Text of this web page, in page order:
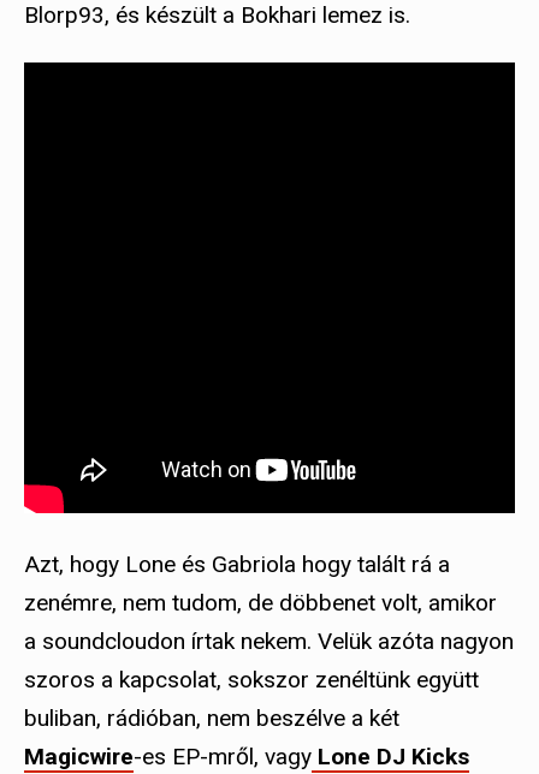
Blorp93, és készült a Bokhari lemez is.
Azt, hogy Lone és Gabriola hogy talált rá a
zenémre, nem tudom, de döbbenet volt, amikor
a soundcloudon írtak nekem. Velük azóta nagyon
szoros a kapcsolat, sokszor zenéltünk együtt
buliban, rádióban, nem beszélve a két
Magicwire-es EP-mről, vagy Lone DJ Kicks